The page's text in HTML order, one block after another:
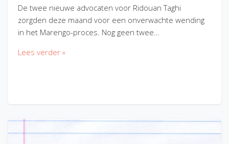
De twee nieuwe advocaten voor Ridouan Taghi
zorgden deze maand voor een onverwachte wending
in het Marengo-proces. Nog geen twee…
Lees verder »